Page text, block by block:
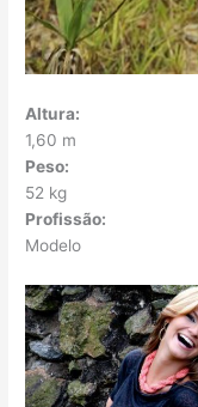
Altura:
1,60 m
Peso:
52 kg
Profissão:
Modelo